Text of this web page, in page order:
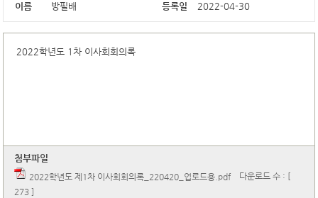
이름 방필배 등록일 2022-04-30
2022학년도 1차 이사회회의록
첨부파일
2022학년도 제1차 이사회회의록_220420_업로드용.pdf 다운로드 수 : [
273 ]